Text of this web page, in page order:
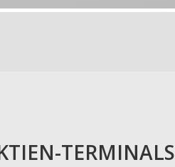
TERMINALS